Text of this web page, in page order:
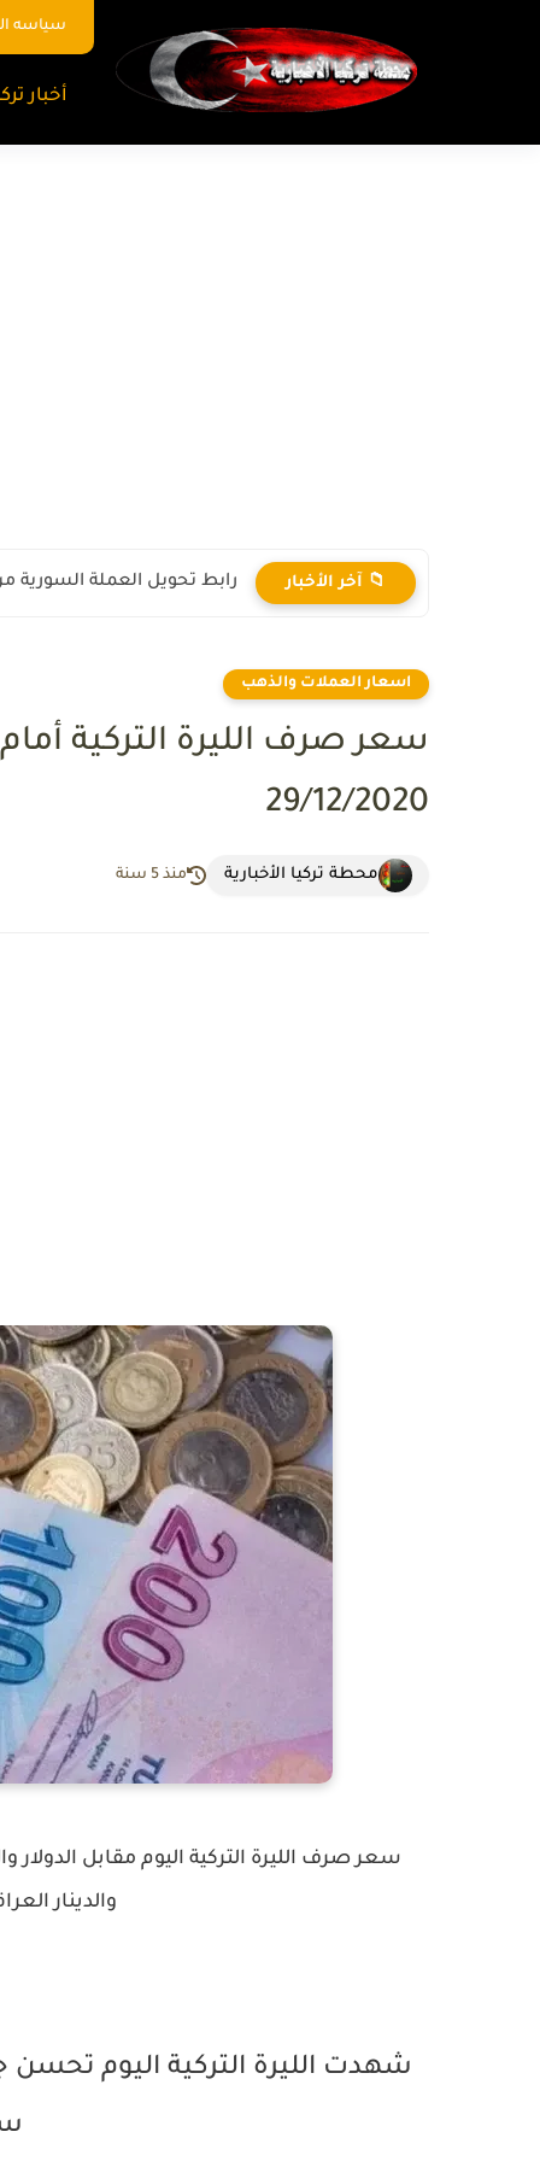
سياسه
أخبار
📁 آخر الأخبار رابط تحويل العملة السورية من
اسعار العملات والذهب
سعر صرف الليرة التركية أمام
29/12/2020
محطة تركيا الأخبارية منذ 5 سنة
سعر صرف الليرة التركية اليوم مقابل الدولار
والدينار
شهدت الليرة التركية اليوم تحسن